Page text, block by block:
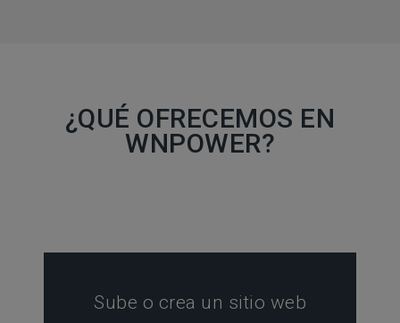
¿QUÉ OFRECEMOS EN
WNPOWER?
Sube o crea un sitio web